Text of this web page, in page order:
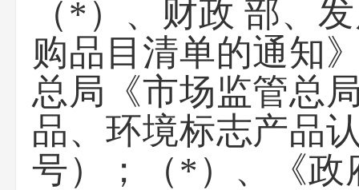
（*）、财政 部、
购品目清单的通知
总局《市场监管总
品、环境标志产品
号）；（*）、《政